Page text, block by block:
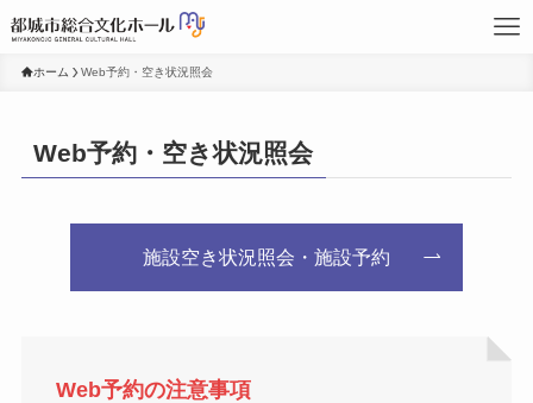
ホーム Web予約・空き状況照会
Web予約・空き状況照会
施設空き状況照会・施設予約
Web予約の注意事項